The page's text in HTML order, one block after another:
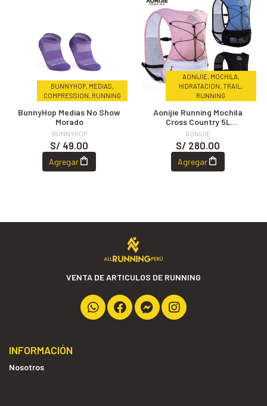
BUNNYHOP, MEDIAS,
COMPRESSION, RUNNING
BunnyHop Medias No Show
Morado
BUNNYHOP
S/ 49.00
Agregar
AONIJIE, MOCHILA,
HIDRATACION, TRAIL,
RUNNING
Aonijie Running Mochila
Cross Country 5L
Capacidad
AONIJIE
S/ 280.00
Agregar
VENTA DE ARTICULOS DE RUNNING
INFORMACIÓN
Nosotros